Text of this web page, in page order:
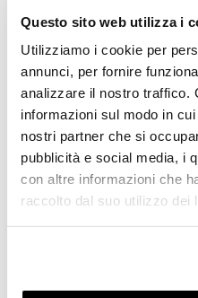
Questo sito web utilizza i
Utilizziamo i cookie per
annunci, per fornire
analizzare il nostro traffico.
informazioni sul modo in
nostri partner che si
pubblicità e social media, i
con altre informazioni che
raccolto dal suo utilizzo dei
Lavabo d'appoggio
€ 130,54 € 84,90